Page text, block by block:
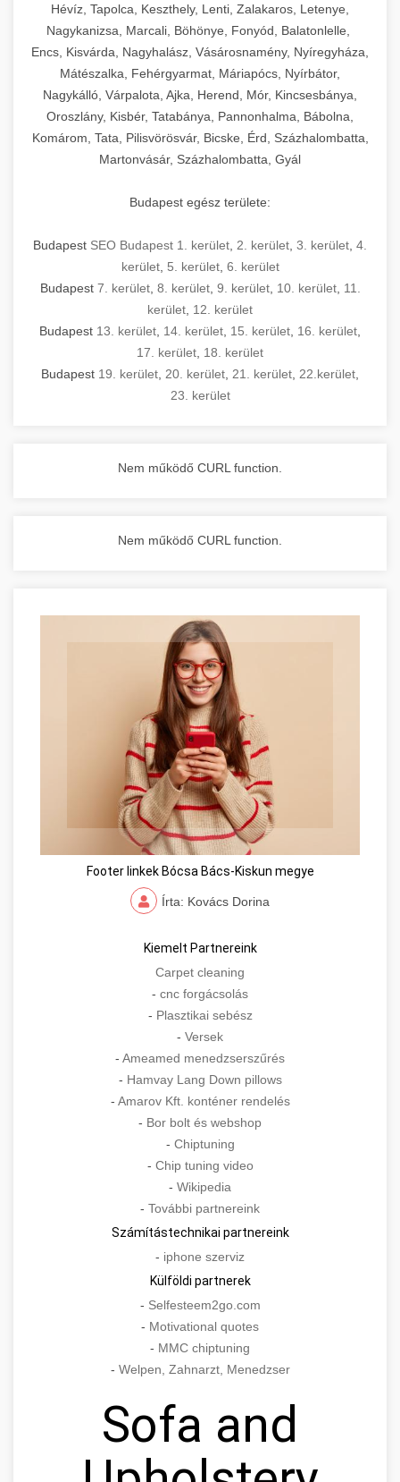
Hévíz, Tapolca, Keszthely, Lenti, Zalakaros, Letenye,
Nagykanizsa, Marcali, Böhönye, Fonyód, Balatonlelle,
Encs, Kisvárda, Nagyhalász, Vásárosnamény, Nyíregyháza,
Mátészalka, Fehérgyarmat, Máriapócs, Nyírbátor,
Nagykálló, Várpalota, Ajka, Herend, Mór, Kincsesbánya,
Oroszlány, Kisbér, Tatabánya, Pannonhalma, Bábolna,
Komárom, Tata, Pilisvörösvár, Bicske, Érd, Százhalombatta,
Martonvásár, Százhalombatta, Gyál
Budapest egész területe:
Budapest SEO Budapest 1. kerület 2. kerület 3. kerület 4.
kerület, 5. kerület, 6. kerület
Budapest 7. kerület, 8. kerület, 9. kerület, 10. kerület, 11.
kerület 12. kerület
Budapest 13. kerület 14. kerület 15. kerület 16. kerület
17. kerület 18. kerület
Budapest 19. kerület 20. kerület 21. kerület 22.kerület
23. kerület
Nem működő CURL function.
Nem működő CURL function.
Footer linkek Bócsa Bács-Kiskun megye
Írta: Kovács Dorina
Kiemelt Partnereink
Carpet cleaning
- cnc forgácsolás
- Plasztikai sebész
- Versek
- Ameamed menedzserszűrés
- Hamvay Lang Down pillows
- Amarov Kft. konténer rendelés
- Bor bolt és webshop
- Chiptuning
- Chip tuning video
- Wikipedia
- További partnereink
Számítástechnikai partnereink
- iphone szerviz
Külföldi partnerek
- Selfesteem2go.com
- Motivational quotes
- MMC chiptuning
- Welpen, Zahnarzt, Menedzser
Sofa and